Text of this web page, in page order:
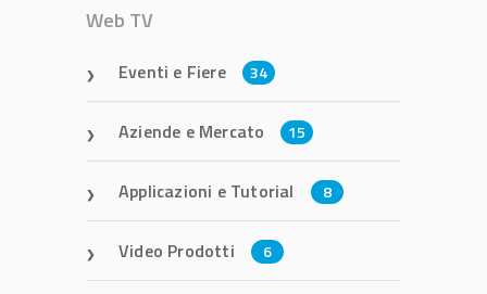
Web TV
Eventi e Fiere 34
Aziende e Mercato 15
Applicazioni e Tutorial 8
Video Prodotti 6